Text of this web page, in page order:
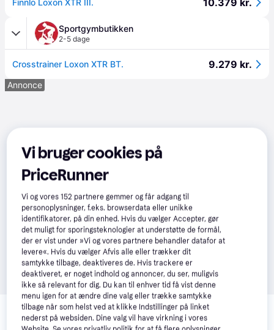
Finnlo Loxon XTR III. 10.379 kr.
Sportgymbutikken
2-5 dage
Crosstrainer Loxon XTR BT. 9.279 kr.
Annonce
Relaterede produkter
Se vores forslag til andre produkter, der matcher dine
Vi bruger cookies på
PriceRunner
Vi og vores152 partnere gemmer og får adgang til
personoplysninger, f.eks. browserdata eller unikke
identifikatorer, på din enhed. Hvis du vælger Accepter, gør
det muligt for sporingsteknologier at understøtte de formål,
der er vist under »Vi og vores partnere behandler datafor at
levere«. Hvis du vælger Afvis alle eller trækker dit
samtykke tilbage, deaktiveres de. Hvis trackere er
deaktiveret, er noget indhold og annoncer, du ser, muligvis
ikke så relevant for dig. Du kan til enhver tid få vist denne
menu igen for at ændre dine valg eller trække samtykke
tilbage når som helst ved at klikke Indstillinger på linket
nederst på websiden. Dine valg vil have virkning i vores